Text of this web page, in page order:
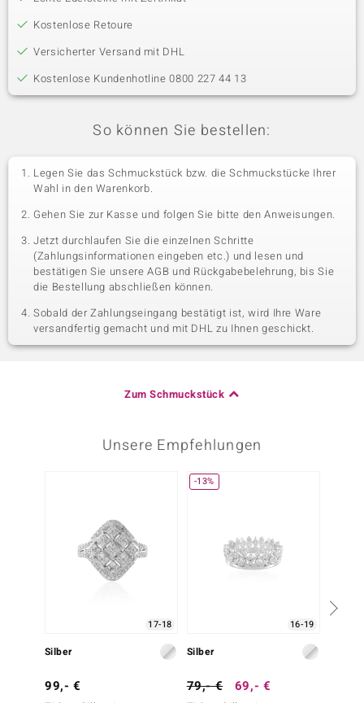
Kostenlose Retoure
Versicherter Versand mit DHL
Kostenlose Kundenhotline 0800 227 44 13
So können Sie bestellen:
Legen Sie das Schmuckstück bzw. die Schmuckstücke Ihrer
Wahl in den Warenkorb.
Gehen Sie zur Kasse und folgen Sie bitte den Anweisungen.
Jetzt durchlaufen Sie die einzelnen Schritte
(Zahlungsinformationen eingeben etc.) und lesen und
bestätigen Sie unsere AGB und Rückgabebelehrung, bis Sie
die Bestellung abschließen können.
Sobald der Zahlungseingang bestätigt ist, wird Ihre Ware
versandfertig gemacht und mit DHL zu Ihnen geschickt.
Zum Schmuckstück
Unsere Empfehlungen
17-18
Silber
99,- €
-13%
16-19
Silber
79,- € 69,- €